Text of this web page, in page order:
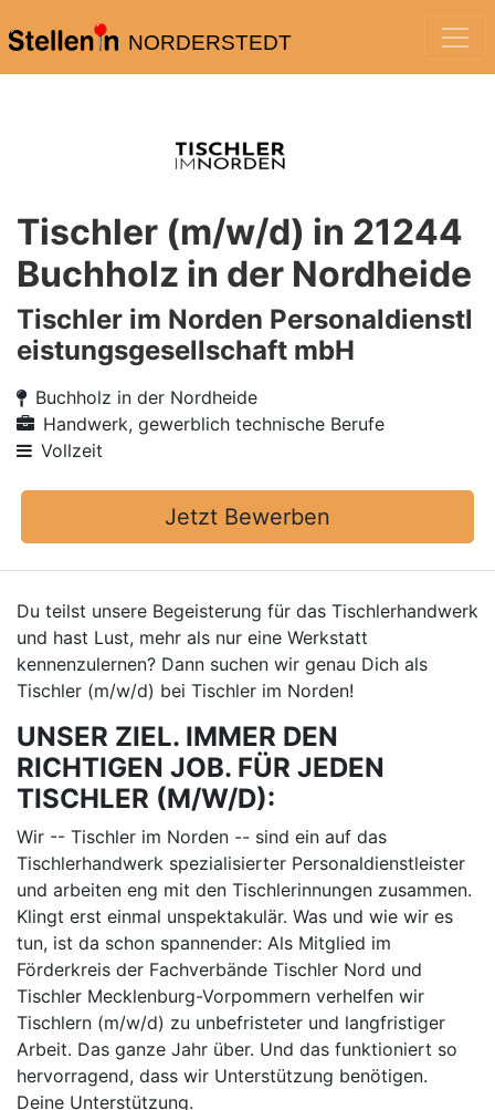
NORDERSTEDT
Tischler (m/w/d) in 21244
Buchholz in der Nordheide
Tischler im Norden Personaldienstl
eistungsgesellschaft mbH
Buchholz in der Nordheide
Handwerk, gewerblich technische Berufe
Vollzeit
Jetzt Bewerben
Du teilst unsere Begeisterung für das Tischlerhandwerk
und hast Lust, mehr als nur eine Werkstatt
kennenzulernen? Dann suchen wir genau Dich als
Tischler (m/w/d) bei Tischler im Norden!
UNSER ZIEL. IMMER DEN
RICHTIGEN JOB. FÜR JEDEN
TISCHLER (M/W/D):
Wir -- Tischler im Norden -- sind ein auf das
Tischlerhandwerk spezialisierter Personaldienstleister
und arbeiten eng mit den Tischlerinnungen zusammen.
Klingt erst einmal unspektakulär. Was und wie wir es
tun, ist da schon spannender: Als Mitglied im
Förderkreis der Fachverbände Tischler Nord und
Tischler Mecklenburg-Vorpommern verhelfen wir
Tischlern (m/w/d) zu unbefristeter und langfristiger
Arbeit. Das ganze Jahr über. Und das funktioniert so
hervorragend, dass wir Unterstützung benötigen.
Deine Unterstützung.